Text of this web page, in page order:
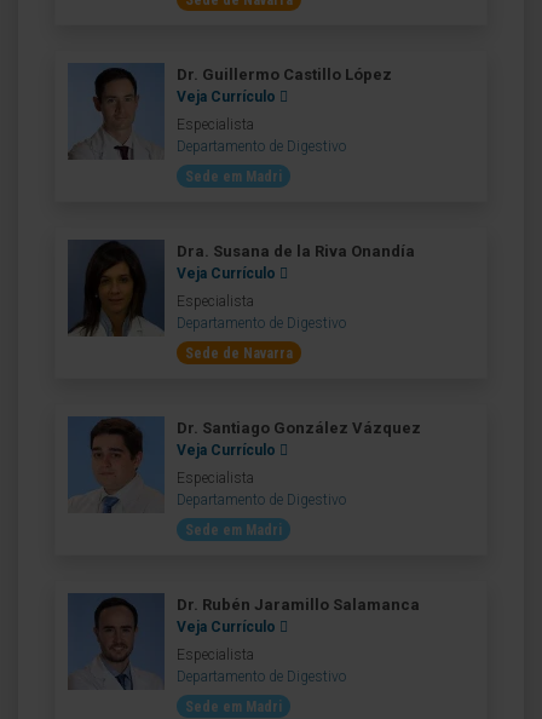
Dr. Guillermo Castillo López
Veja Currículo
Especialista
Departamento de Digestivo
Sede em Madri
Dra. Susana de la Riva Onandía
Veja Currículo
Especialista
Departamento de Digestivo
Sede de Navarra
Dr. Santiago González Vázquez
Veja Currículo
Especialista
Departamento de Digestivo
Sede em Madri
Dr. Rubén Jaramillo Salamanca
Veja Currículo
Especialista
Departamento de Digestivo
Sede em Madri